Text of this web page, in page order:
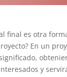
final es otra
En un
y